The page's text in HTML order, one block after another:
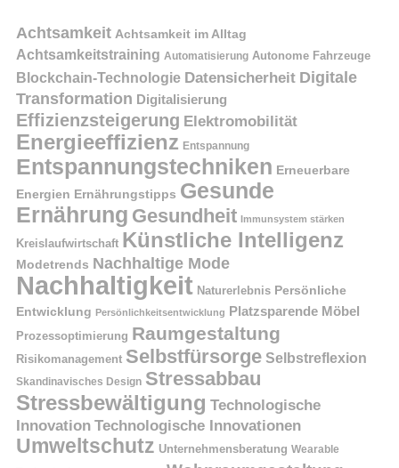
Achtsamkeit Achtsamkeit im Alltag
Achtsamkeitstraining Automatisierung Autonome Fahrzeuge
Blockchain-Technologie Datensicherheit Digitale
Transformation Digitalisierung
Effizienzsteigerung Elektromobilität
Energieeffizienz Entspannung
Entspannungstechniken Erneuerbare
Energien Ernährungstipps Gesunde
Ernährung Gesundheit Immunsystem stärken
Kreislaufwirtschaft Künstliche Intelligenz
Modetrends Nachhaltige Mode
Nachhaltigkeit Naturerlebnis Persönliche
Entwicklung Persönlichkeitsentwicklung Platzsparende Möbel
Prozessoptimierung Raumgestaltung
Risikomanagement Selbstfürsorge Selbstreflexion
Skandinavisches Design Stressabbau
Stressbewältigung Technologische
Innovation Technologische Innovationen
Umweltschutz Unternehmensberatung Wearable